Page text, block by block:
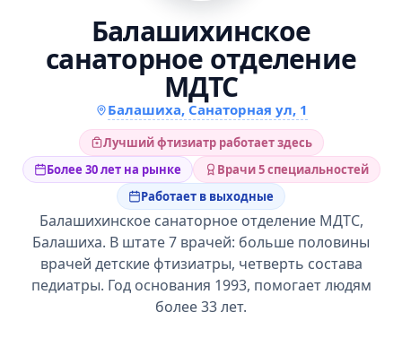
Балашихинское
санаторное отделение
МДТС
Балашиха, Санаторная ул, 1
Лучший фтизиатр работает здесь
Более 30 лет на рынке
Врачи 5 специальностей
Работает в выходные
Балашихинское санаторное отделение МДТС,
Балашиха. В штате 7 врачей: больше половины
врачей детские фтизиатры, четверть состава
педиатры. Год основания 1993, помогает людям
более 33 лет.